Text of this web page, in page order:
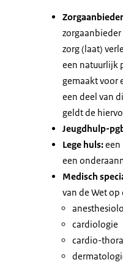
zorg (laat)
een natuurlijk
gemaakt voor
een deel van
geldt de
Jeugdhulp-
Lege huls:een
een
Medisch
van de Wet
cardiologie
cardio-